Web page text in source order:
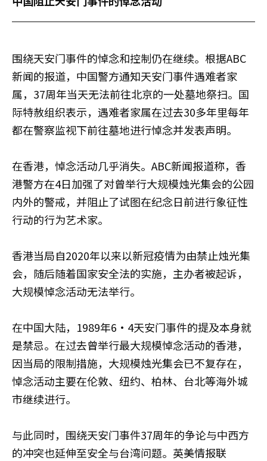
围绕天安门事件的悼念和控制仍在继续。根据ABC
新闻的报道，中国警方通知天安门事件遇难者家
属，37周年当天无法前往北京的一处墓地祭扫。国
际特赦组织表示，遇难者家属在过去30多年里每年
都在警察监视下前往墓地进行悼念并发表声明。
在香港，悼念活动几乎消失。ABC新闻报道称，香
港警方在4日加强了对曾举行大规模烛光集会的公园
内外的警戒，并阻止了试图在纪念日前进行象征性
行动的行为艺术家。
香港当局自2020年以来以新冠疫情为由禁止烛光集
会，随后随着国家安全法的实施，主办者被起诉，
大规模悼念活动无法举行。
在中国大陆，1989年6·4天安门事件的提及本身就
是禁忌。在过去曾举行最大规模悼念活动的香港，
因当局的限制措施，大规模烛光集会已不复存在，
悼念活动主要在伦敦、纽约、柏林、台北等海外城
市继续进行。
与此同时，围绕天安门事件37周年的争论与中西方
的冲突也延伸至安全与台湾问题。英美情报联